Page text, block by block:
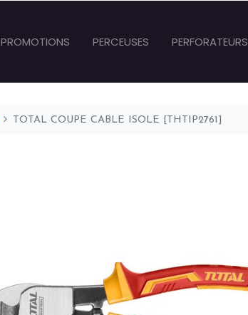
PROMOTIONS PERCEUSES PERFORATEURS
TOTAL COUPE CABLE ISOLE [THTIP2761]